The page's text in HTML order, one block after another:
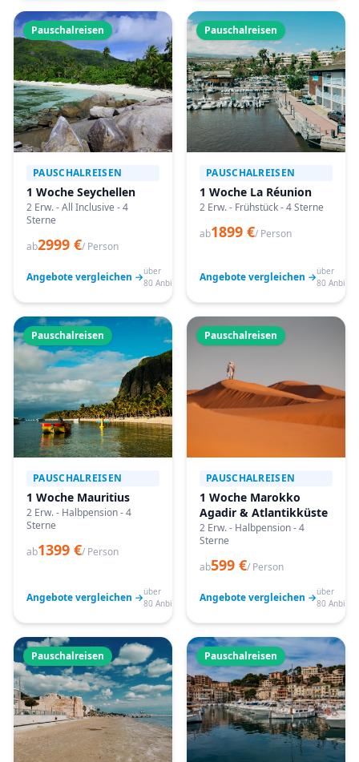
Pauschalreisen
PAUSCHALREISEN
1 Woche Seychellen
2 Erw. - All Inclusive - 4
Sterne
ab2999 €/ Person
Angebote vergleichen →über
80 Anbieter
Pauschalreisen
PAUSCHALREISEN
1 Woche La Réunion
2 Erw. - Frühstück - 4 Sterne
ab1899 €/ Person
Angebote vergleichen →über
80
Pauschalreisen
PAUSCHALREISEN
1 Woche Mauritius
2 Erw. - Halbpension - 4
Sterne
ab1399 €/ Person
Angebote vergleichen →über
80 Anbieter
Pauschalreisen
PAUSCHALREISEN
1 Woche Marokko
Agadir & Atlantikküste
2 Erw. - Halbpension - 4
Sterne
ab599 €/ Person
Angebote vergleichen →über
80
Pauschalreisen Pauschalreisen